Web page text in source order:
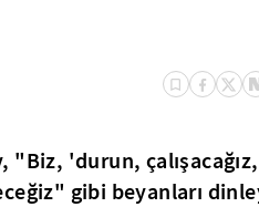
"Biz, 'durun, çalışacağız,
gibi beyanları